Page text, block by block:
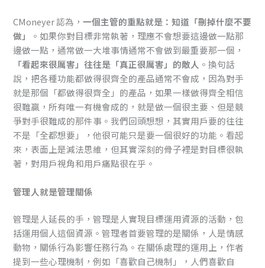
CMoneyer 認為，一個主管的重點就是：知道「刪掉什麼不要
做」
。如果你對目標非常執著，理應不會想要這邊做一點那
邊做一點，通常做一大堆事情通常不會做到最重要那一個，
「看起來很厲害」往往是「真正很厲害」的敵人 。換句話
說，把各種功能都做得很齊全的產品通常不會成，因為對手
就是那個「都做得很齊全」的產品，如果一樣做得齊全相信
很難贏，所有唯一有機會成的，就是做一個很主要、但是競
爭對手很難成的那件事。我們回頭想想，其實用戶要的往往
不是「全都想要」，他很可能只是要一個很好的功能。看起
來，表面上是減法思維，但其實深刻的骨子裡是對目標很執
著，對用戶視角和用戶痛點很在乎。
管理人就是管理關係
管理是人延長的手，管理是人實現目標運用資源的活動，包
括運用個人這個資源。管理者首要管理的是關係，人是情感
動物，關係行為影響任務行為。在關係處理的運用上，作者
提到一些心理機制，例如「喜歡自己機制」，人們喜歡自